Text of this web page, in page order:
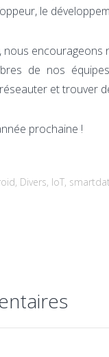
le
nous
de nos
et trouver
prochaine !
, Divers, IoT,